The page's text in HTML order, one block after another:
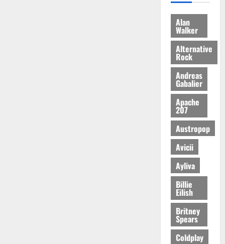
Alan
Walker
Alternative
Rock
Andreas
Gabalier
Apache
207
Austropop
Avicii
Ayliva
Billie
Eilish
Britney
Spears
Coldplay